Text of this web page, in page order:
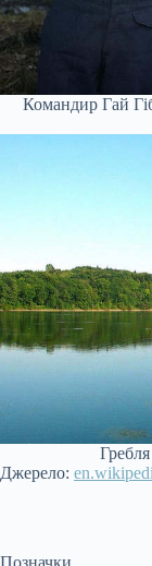
Командир Гай
Джерело:
Позначки